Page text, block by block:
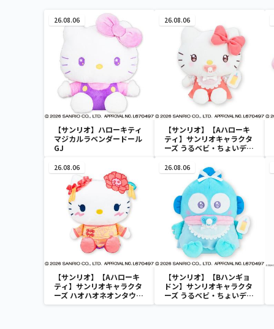
26.08.06
【サンリオ】ハローキティ
マジカルラベンダードール
GJ
26.08.06
【サンリオ】【Aハローキ
ティ】サンリオキャラクタ
ーズ うるベビ・ちょいデカ
26.08.06
【サンリオ】【Aハローキ
ティ】サンリオキャラクタ
ーズ ハオハオネオンタウン
ドールBIGタイプ1
26.08.06
【サンリオ】【Bハンギョ
ドン】サンリオキャラクタ
ーズ うるベビ・ちょいデカ
ドール